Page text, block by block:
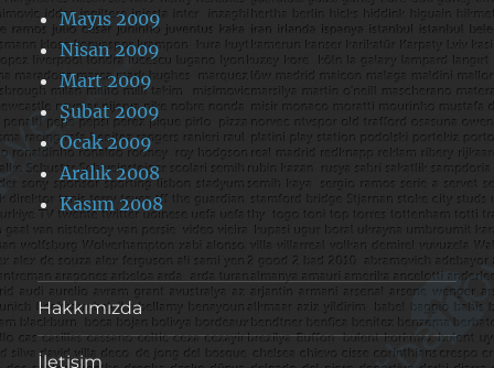
Mayıs 2009
Nisan 2009
Mart 2009
Şubat 2009
Ocak 2009
Aralık 2008
Kasım 2008
Hakkımızda
İletişim